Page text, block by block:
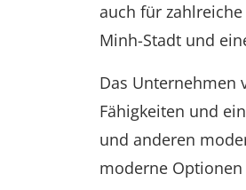
auch für
Minh-Stadt und
Das Unternehmen
Fähigkeiten und
und anderen
moderne Optionen